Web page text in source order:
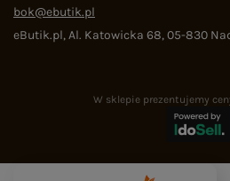
bok@ebutik.pl
eButik.pl,Al. Katowicka 68,05-830
W sklepie prezentujemy